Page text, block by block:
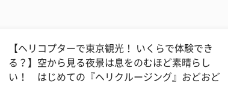
【ヘリコプターで東京観光！ いくらで体験でき
る？】空から見る夜景は息をのむほど素晴らし
い！ はじめての『ヘリクルージング』おどおど